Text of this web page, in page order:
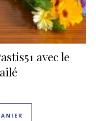
avec le